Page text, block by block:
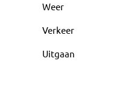
Weer
Verkeer
Uitgaan